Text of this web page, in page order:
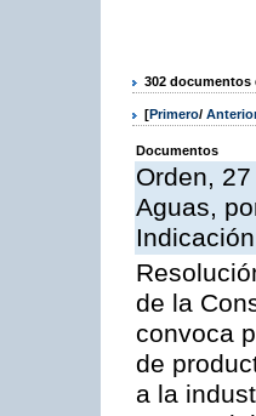
302 documentos
[Primero/
Documentos
Orden,
Aguas,
de la
convoca
de
a la